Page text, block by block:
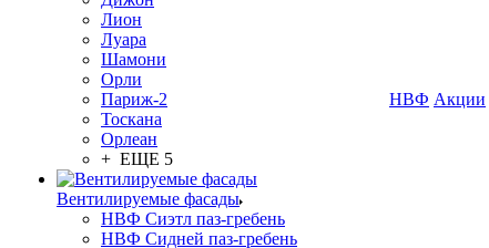
Лион
Луара
Шамони
Орли
Париж-2
Тоскана
Орлеан
+ ЕЩЕ 5
Вентилируемые фасады
НВФ Сиэтл паз-гребень
НВФ Сидней паз-гребень
НВФ Акции